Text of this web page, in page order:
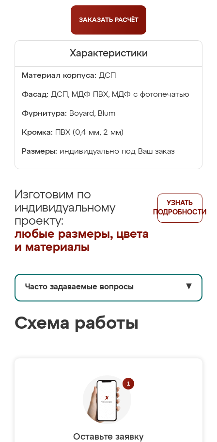
ЗАКАЗАТЬ РАСЧЁТ
Характеристики
Материал корпуса: ДСП
Фасад: ДСП, МДФ ПВХ, МДФ с фотопечатью
Фурнитура: Boyard, Blum
Кромка: ПВХ (0,4 мм, 2 мм)
Размеры: индивидуально под Ваш заказ
Изготовим по
индивидуальному
проекту:
любые размеры, цвета
и материалы
УЗНАТЬ
ПОДРОБНОСТИ
Часто задаваемые вопросы ▼
Схема работы
Оставьте заявку